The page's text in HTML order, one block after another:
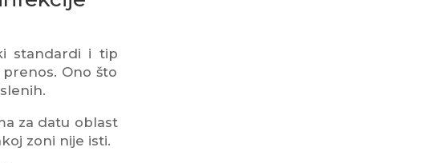
standardi i tip
Ono što
za datu oblast
zoni nije isti.